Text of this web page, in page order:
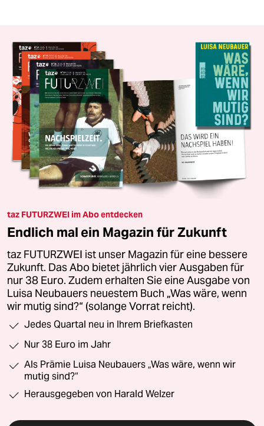
taz FUTURZWEI im Abo entdecken
Endlich mal ein Magazin für Zukunft
taz FUTURZWEI ist unser Magazin für eine bessere
Zukunft. Das Abo bietet jährlich vier Ausgaben für
nur 38 Euro. Zudem erhalten Sie eine Ausgabe von
Luisa Neubauers neuestem Buch „Was wäre, wenn
wir mutig sind?“ (solange Vorrat reicht).
Jedes Quartal neu in Ihrem Briefkasten
Nur 38 Euro im Jahr
Als Prämie Luisa Neubauers „Was wäre, wenn wir
mutig sind?“
Herausgegeben von Harald Welzer